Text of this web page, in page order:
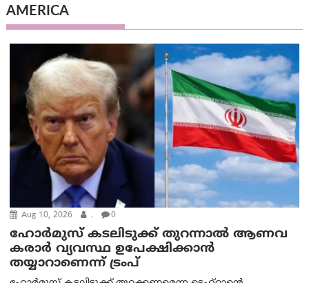
AMERICA
Aug 10, 2026 . 0
ഹോർമുസ് കടലിടുക്ക് തുറന്നാൽ ആണവ
കരാർ വ്യവസ്ഥ ഉപേക്ഷിക്കാൻ
തയ്യാറാണെന്ന് ട്രം‌പ്